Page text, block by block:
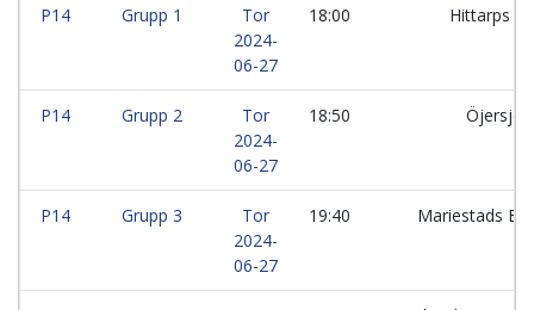
P14 Grupp 1
Tor
2024-
06-27
18:00 Hittarps
P14 Grupp 2
Tor
2024-
06-27
18:50 Öjersjö
P14 Grupp 3
Tor
2024-
06-27
19:40 Mariestads